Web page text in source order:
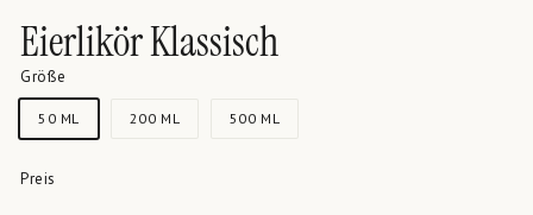
Eierlikör Klassisch
Größe
50 ML 200 ML 500 ML
Preis